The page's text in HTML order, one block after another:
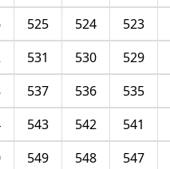
523
524
525
529
530
531
535
536
537
541
542
543
547
548
549